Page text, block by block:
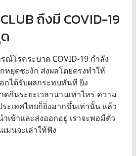
ถึงมี COVID-19
ณ์โรคระบาด COVID-19 กำลัง
หยุดชะงัก ส่งผลโดยตรงทำให้
กได้รับผลกระทบทันที ยิ่ง
กินระยะเวลานานเท่าไหร่ ความ
ระเทศไทยก็ยิ่งมากขึ้นเท่านั้น แล้ว
เข้าและส่งออกอยู่ เราจะพอมีตัว
มนจะเล่าให้ฟัง